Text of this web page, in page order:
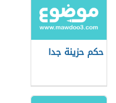
حكم حزينة جدا